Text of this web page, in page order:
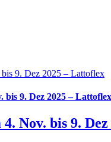
9. Dez 2025 – Lattoflex
9. Dez 2025 – Lattoflex
Nov. bis 9.